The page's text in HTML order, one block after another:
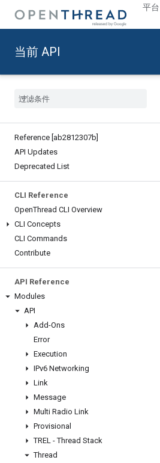
平台
当前 API
Reference [ab2812307b]
API Updates
Deprecated List
CLI Reference
OpenThread CLI Overview
CLI Concepts
CLI Commands
Contribute
API Reference
Modules
API
Add-Ons
Error
Execution
IPv6 Networking
Link
Message
Multi Radio Link
Provisional
TREL - Thread Stack
Thread